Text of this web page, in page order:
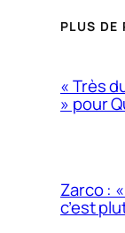
PLUS DE
« Très
» pour
Zarco :
c’est